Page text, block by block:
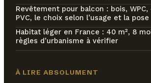
Revêtement pour balcon : bois, WPC,
PVC, le choix selon l’usage et la pose
Habitat léger en France : 40 m², 8
règles d’urbanisme à vérifier
À LIRE ABSOLUMENT